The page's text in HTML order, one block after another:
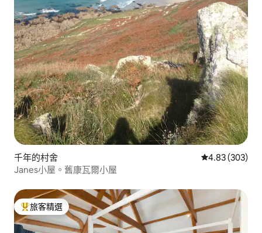
千年的村舍 從 303 則評價
4.83 (303)
Janes小屋。舊康瓦爾小屋
旅客精選榜首
旅客精選